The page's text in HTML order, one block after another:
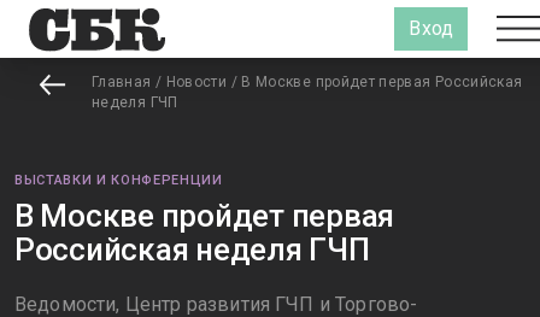
Вход
Главная / Новости / В Москве пройдет первая Российская
неделя ГЧП
ВЫСТАВКИ И КОНФЕРЕНЦИИ
В Москве пройдет первая
Российская неделя ГЧП
Ведомости, Центр развития ГЧП и Торгово-